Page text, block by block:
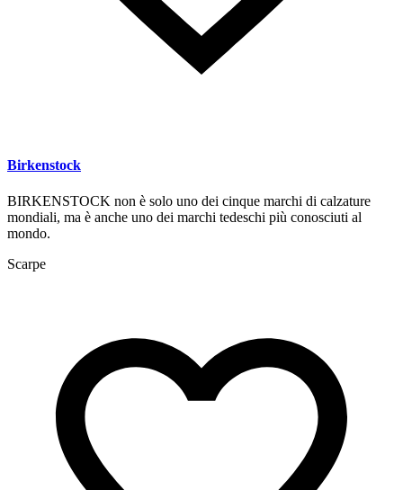
Birkenstock
BIRKENSTOCK non è solo uno dei cinque marchi di calzature
mondiali, ma è anche uno dei marchi tedeschi più conosciuti al
mondo.
Scarpe